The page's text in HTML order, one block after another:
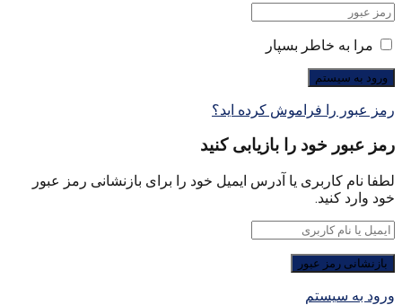
مرا به خاطر بسپار
رمز عبور را فراموش کرده اید؟
رمز عبور خود را بازیابی کنید
لطفا نام کاربری یا آدرس ایمیل خود را برای بازنشانی رمز عبور
خود وارد کنید.
ورود به سیستم